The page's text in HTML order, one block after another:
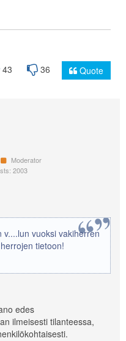
43 36 Quote
Moderator
2003
vuoksi vakiherren
tietoon!
edes
ilmeisesti tilanteessa,